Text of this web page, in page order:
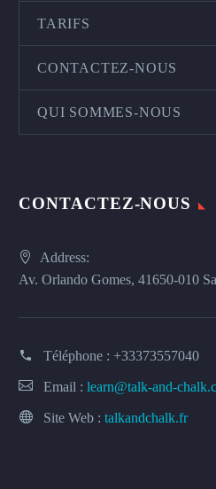
TARIFS
CONTACTEZ-NOUS
QUI SOMMES-NOUS
CONTACTEZ-NOUS
Address:
Av. Orlando Gomes, 41650-010
Téléphone : +33373557040
Email : learn@talk-and-
Site Web : talkandchalk.fr